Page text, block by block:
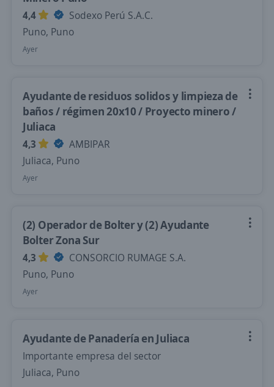
4,4
Sodexo Perú S.A.C.
Puno, Puno
Ayer
Ayudante de residuos solidos y limpieza de
baños / régimen 20x10 / Proyecto minero /
Juliaca
4,3
AMBIPAR
Juliaca, Puno
Ayer
(2) Operador de Bolter y (2) Ayudante
Bolter Zona Sur
4,3
CONSORCIO RUMAGE S.A.
Puno, Puno
Ayer
Ayudante de Panadería en Juliaca
Importante empresa del sector
Juliaca, Puno